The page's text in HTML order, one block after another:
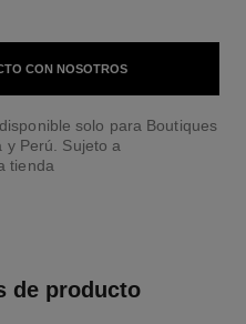
CON NOSOTROS
solo para Boutiques
y Perú. Sujeto a
tienda
de producto